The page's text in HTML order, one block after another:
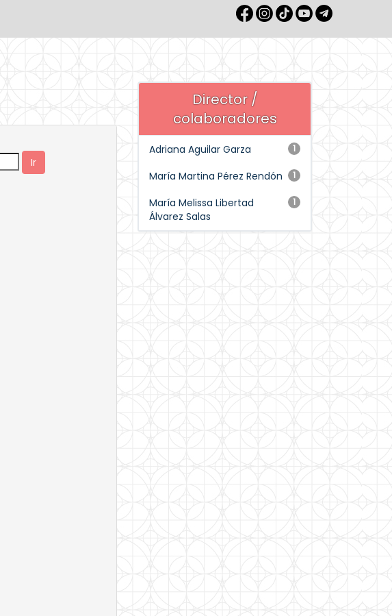
Director /
colaboradores
1
Adriana Aguilar Garza
1
María Martina Pérez Rendón
1
María Melissa Libertad
Álvarez Salas